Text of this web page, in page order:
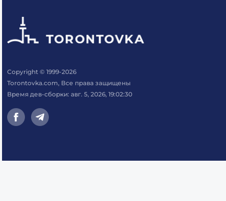
Copyright © 1999-2026
Torontovka.com, Все права защищены
Время дев-сборки: авг. 5, 2026, 19:02:30